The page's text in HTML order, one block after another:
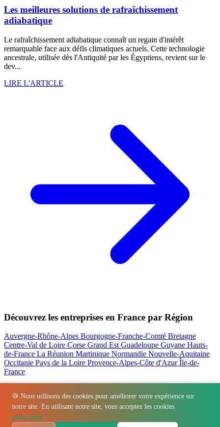
🍪 Nous utilisons des cookies pour améliorer votre expérience sur
notre site. En utilisant notre site, vous acceptez les cookies.
En
savoir plus
Les meilleures solutions de rafraîchissement
adiabatique
Le rafraîchissement adiabatique connaît un regain d'intérêt
remarquable face aux défis climatiques actuels. Cette technologie
ancestrale, utilisée dès l'Antiquité par les Égyptiens, revient sur le
dev...
LIRE L'ARTICLE
Découvrez les entreprises en France par Région
Auvergne-Rhône-Alpes Bourgogne-Franche-Comté Bretagne
Centre-Val de Loire Corse Grand EstGuadeloupe Guyane Hauts-
de-France La Réunion Martinique Normandie Nouvelle-Aquitaine
Occitanie Pays de la Loire Provence-Alpes-Côte d'AzurÎle-de-
France
Nos actualités les plus consultées
Régions - Départements - Villes - Entreprises - Marques Contact
Espace presse